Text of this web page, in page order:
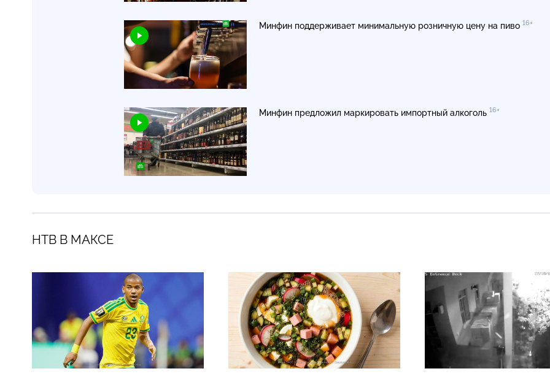
Минфин поддерживает минимальную розничную цену на пиво 16+
Минфин предложил маркировать импортный алкоголь 16+
НТВ В МАКСЕ